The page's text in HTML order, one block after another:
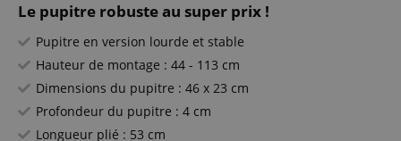
Le pupitre robuste au super prix !
Pupitre en version lourde et stable
Hauteur de montage : 44 - 113 cm
Dimensions du pupitre : 46 x 23 cm
Profondeur du pupitre : 4 cm
Longueur plié : 53 cm